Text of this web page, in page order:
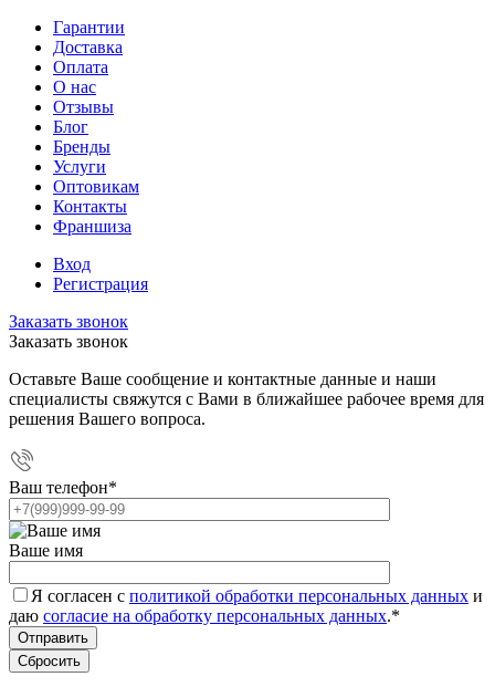
Гарантии
Доставка
Оплата
О нас
Отзывы
Блог
Бренды
Услуги
Оптовикам
Контакты
Франшиза
Вход
Регистрация
Заказать звонок
Заказать звонок
Оставьте Ваше сообщение и контактные данные и наши
специалисты свяжутся с Вами в ближайшее рабочее время для
решения Вашего вопроса.
Ваш телефон*
Ваше имя
Я согласен с политикой обработки персональных данных и
даю согласие на обработку персональных данных.*